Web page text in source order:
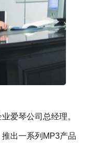
爱琴公司总经理。
出一系列MP3产品